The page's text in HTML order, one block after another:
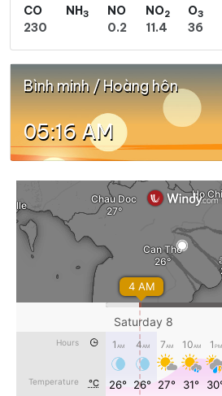
CO
230
NH3
NO
0.2
NO2
11.4
O3
36
Bình minh / Hoàng hôn
05:16 AM